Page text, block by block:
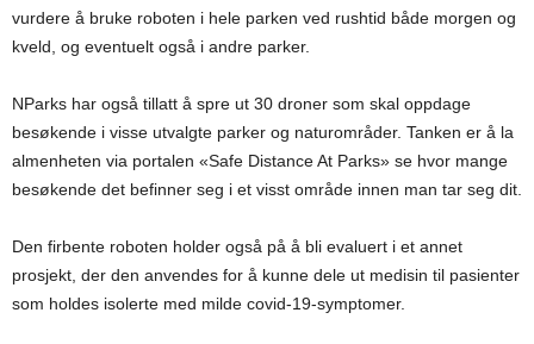
vurdere å bruke roboten i hele parken ved rushtid både morgen og
kveld, og eventuelt også i andre parker.
NParks har også tillatt å spre ut 30 droner som skal oppdage
besøkende i visse utvalgte parker og naturområder. Tanken er å la
almenheten via portalen «Safe Distance At Parks» se hvor mange
besøkende det befinner seg i et visst område innen man tar seg dit.
Den firbente roboten holder også på å bli evaluert i et annet
prosjekt, der den anvendes for å kunne dele ut medisin til pasienter
som holdes isolerte med milde covid-19-symptomer.